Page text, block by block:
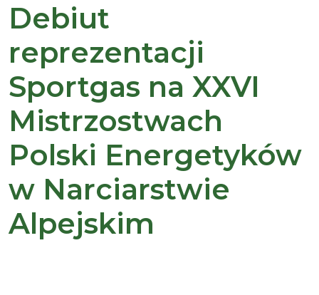
Debiut
reprezentacji
Sportgas na XXVI
Mistrzostwach
Polski Energetyków
w Narciarstwie
Alpejskim